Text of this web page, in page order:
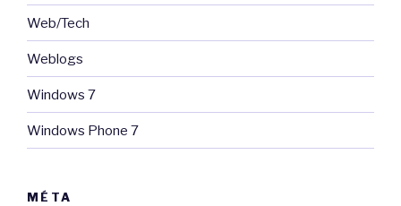
Web/Tech
Weblogs
Windows 7
Windows Phone 7
MÉTA